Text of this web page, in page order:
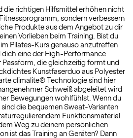
die richtigen Hilfsmittel erhöhen nicht
sondern verbessern
Produkte aus dem Angebot zu dir
Vorlieben beim Training. Bist du
Pilates-Kurs genauso anzutreffen
eine der High-Performance
Passform, die gleichzeitig formt und
Kunstfaserduo aus Polyester
climalite® Technologie sind hier
Schweiß abgeleitet wird
Bewegungen wohlfühlst. Wenn du
die bequemen Sweat-Varianten
Funktionsmaterial
Weg zu deinem persönlichen
ist das Training an Geräten? Dann